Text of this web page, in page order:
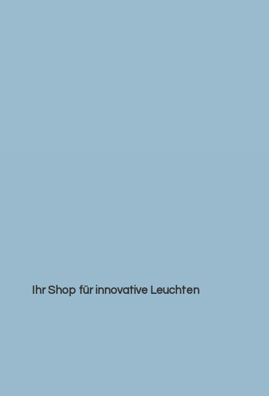
Ihr Shop fürinnovative Leuchten